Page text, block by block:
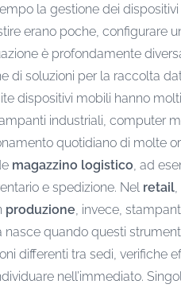
la gestione dei
erano poche, configurare
è profondamente
di soluzioni per la raccolta
dispositivi mobili hanno
industriali, computer
quotidiano di molte
magazzino logistico , ad
e spedizione. Nel retail
produzione , invece,
nasce quando questi
differenti tra sedi, verifiche
nell’immediato.